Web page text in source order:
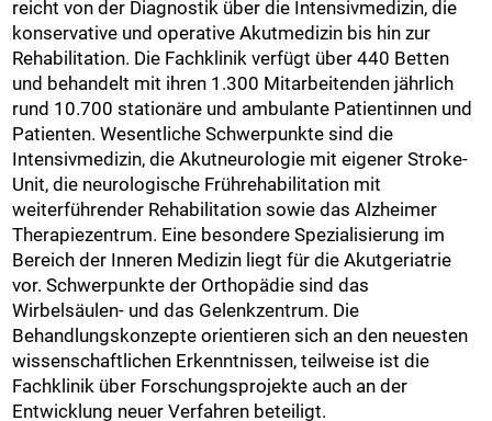
reicht von der Diagnostik über die Intensivmedizin, die
konservative und operative Akutmedizin bis hin zur
Rehabilitation. Die Fachklinik verfügt über 440 Betten
und behandelt mit ihren 1.300 Mitarbeitenden jährlich
rund 10.700 stationäre und ambulante Patientinnen und
Patienten. Wesentliche Schwerpunkte sind die
Intensivmedizin, die Akutneurologie mit eigener Stroke-
Unit, die neurologische Frührehabilitation mit
weiterführender Rehabilitation sowie das Alzheimer
Therapiezentrum. Eine besondere Spezialisierung im
Bereich der Inneren Medizin liegt für die Akutgeriatrie
vor. Schwerpunkte der Orthopädie sind das
Wirbelsäulen- und das Gelenkzentrum. Die
Behandlungskonzepte orientieren sich an den neuesten
wissenschaftlichen Erkenntnissen, teilweise ist die
Fachklinik über Forschungsprojekte auch an der
Entwicklung neuer Verfahren beteiligt.